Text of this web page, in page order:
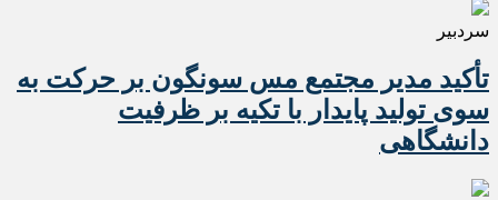
سردبیر
تأکید مدیر مجتمع مس سونگون بر حرکت به
سوی تولید پایدار با تکیه بر ظرفیت
دانشگاهی